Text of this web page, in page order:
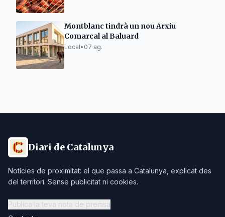
Montblanc tindrà un nou Arxiu
Comarcal al Baluard
Local• 07 ag.
Diari de Catalunya
Notícies de proximitat: el que passa a Catalunya, explicat des
del territori. Sense publicitat ni cookies.
Publica la teva nota de premsa